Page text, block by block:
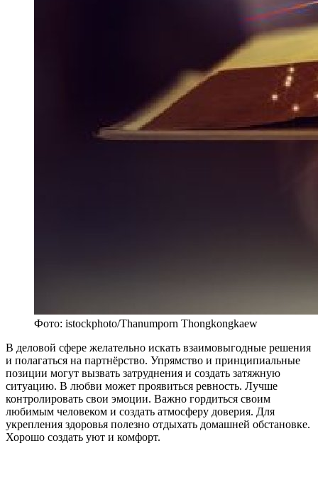
Фото: istockphoto/Thanumporn Thongkongkaew
В деловой сфере желательно искать взаимовыгодные решения
и полагаться на партнёрство. Упрямство и принципиальные
позиции могут вызвать затруднения и создать затяжную
ситуацию. В любви может проявиться ревность. Лучше
контролировать свои эмоции. Важно гордиться своим
любимым человеком и создать атмосферу доверия. Для
укрепления здоровья полезно отдыхать домашней обстановке.
Хорошо создать уют и комфорт.